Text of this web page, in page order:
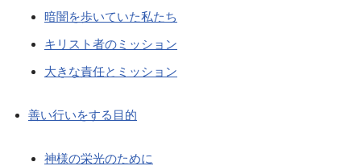
暗闇を歩いていた私たち
キリスト者のミッション
大きな責任とミッション
善い行いをする目的
神様の栄光のために